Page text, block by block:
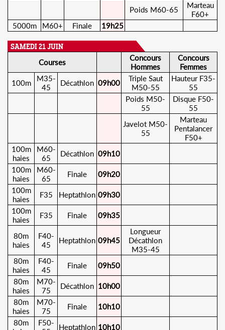
Poids M60-65
Marteau
F60+
5000m
M60+ Finale 19h25
SAMEDI 21 JUIN
Courses
Concours
Hommes
Concours
Femmes
100m
M35-
45
Décathlon 09h00
Triple Saut
M50-55
Hauteur F35-
55
Poids M50-
55
Disque F50-
55
Javelot M50-
55
Marteau
Pentalancer
F50+
100m
haies
M60-
65
Décathlon 09h10
100m
haies
M60-
65
Finale
09h20
100m
haies
F35 Heptathlon 09h30
100m
haies
F35 Finale 09h35
80m
haies
F40-
45
Heptathlon 09h45
Longueur
Décathlon
M35-45
80m
haies
F40-
45
Finale
09h50
80m
haies
M70-
75
Décathlon 10h00
80m
haies
M70-
75
Finale
10h10
80m
F50-
Heptathlon 10h10